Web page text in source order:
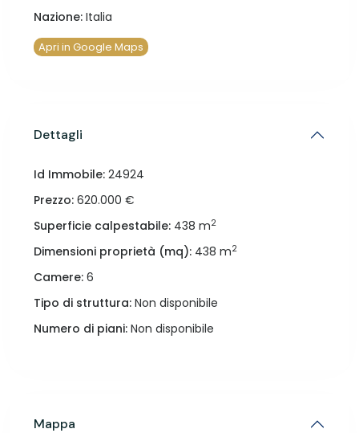
Nazione: Italia
Apri in Google Maps
Dettagli
Id Immobile: 24924
Prezzo: 620.000 €
Superficie calpestabile: 438 m2
Dimensioni proprietà (mq): 438 m2
Camere: 6
Tipo di struttura: Non disponibile
Numero di piani: Non disponibile
Mappa